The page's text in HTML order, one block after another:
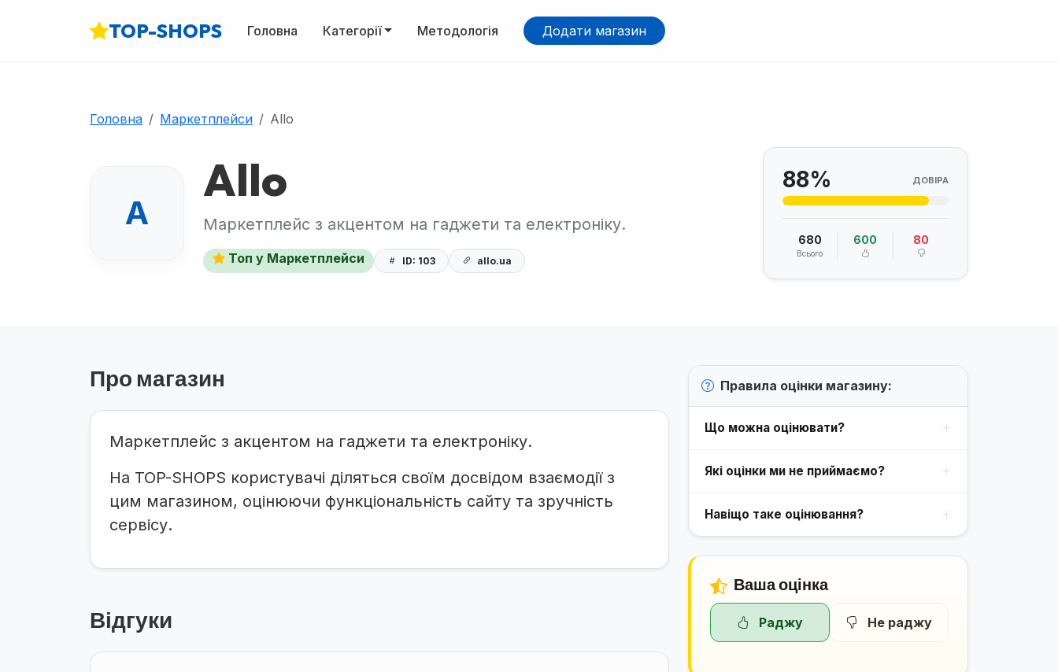
TOP-SHOPS Головна Категорії Методологія Додати магазин
Головна Маркетплейси Allo
A
Allo
Маркетплейс з акцентом на гаджети та електроніку.
Топ у Маркетплейси ID: 103 allo.ua
88% ДОВІРА
680
Всього
600 80
Про магазин
Маркетплейс з акцентом на гаджети та електроніку.
На TOP-SHOPS користувачі діляться своїм досвідом взаємодії з
цим магазином, оцінюючи функціональність сайту та зручність
сервісу.
Відгуки
Правила оцінки магазину:
Що можна оцінювати?
Які оцінки ми не приймаємо?
Навіщо таке оцінювання?
Ваша оцінка
Раджу Не раджу